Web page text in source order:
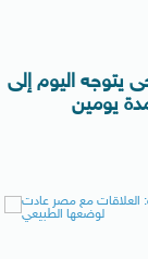
اليوم إلى
يومين